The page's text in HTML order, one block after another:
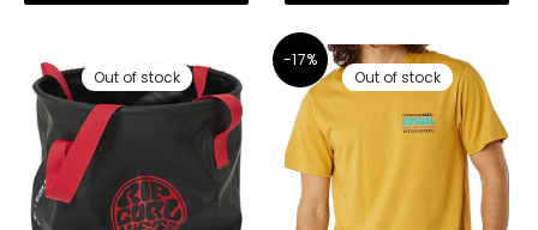
Out of stock
-17%
Out of stock